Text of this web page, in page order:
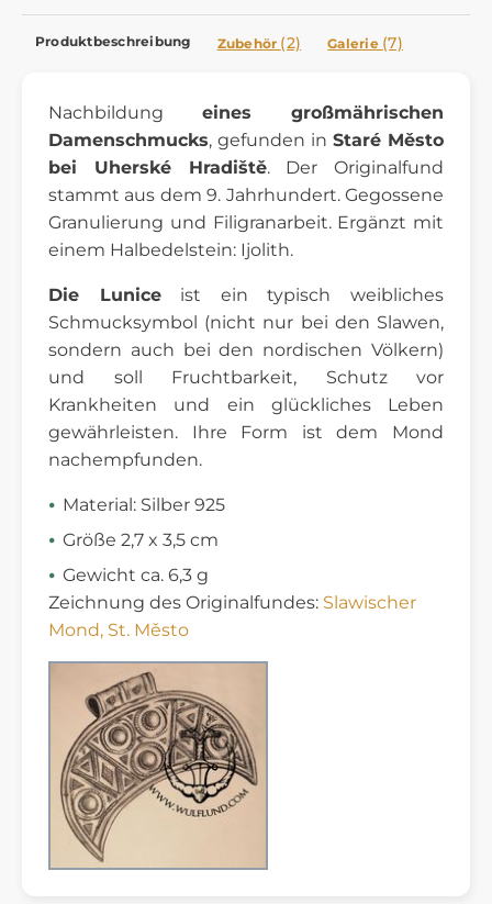
Produktbeschreibung Zubehör (2) Galerie (7)
Nachbildung eines großmährischen
Damenschmucks, gefunden in Staré Město
bei Uherské Hradiště. Der Originalfund
stammt aus dem 9. Jahrhundert. Gegossene
Granulierung und Filigranarbeit. Ergänzt mit
einem Halbedelstein: Ijolith.
Die Luniceist ein typisch weibliches
Schmucksymbol (nicht nur bei den Slawen,
sondern auch bei den nordischen Völkern)
und soll Fruchtbarkeit, Schutz vor
Krankheiten und ein glückliches Leben
gewährleisten. Ihre Form ist dem Mond
nachempfunden.
Material: Silber 925
Größe 2,7 x 3,5 cm
Gewicht ca. 6,3 g
Zeichnung des Originalfundes: Slawischer
Mond, St. Město